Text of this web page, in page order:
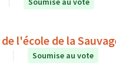
l'école de la
Soumise au vote